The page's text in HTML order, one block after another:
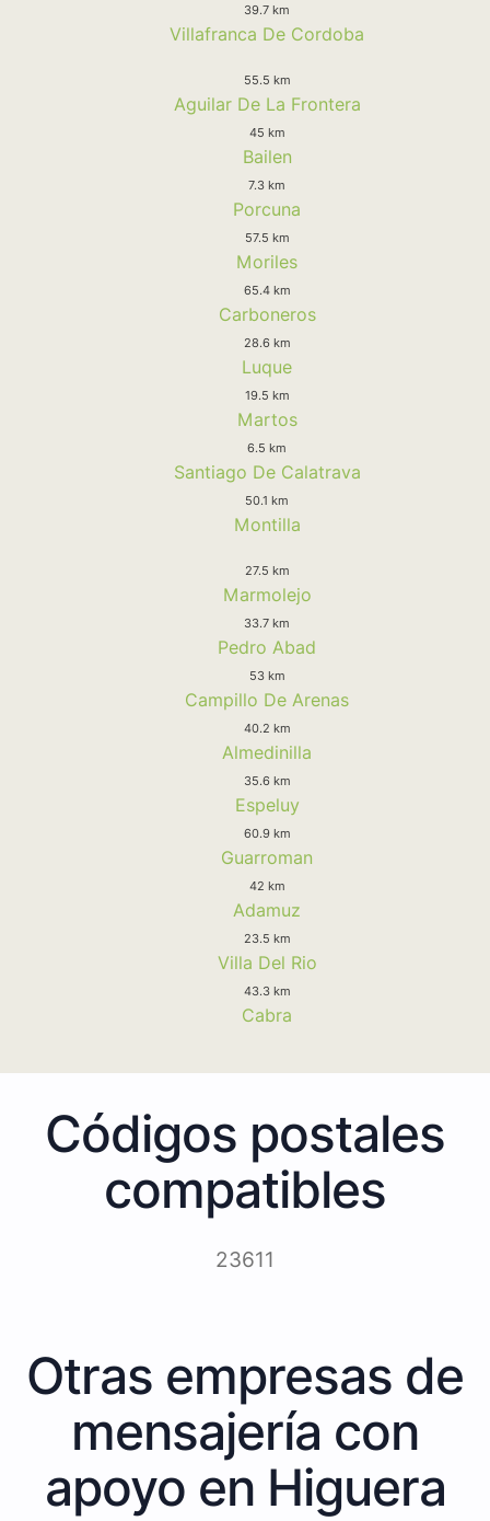
39.7 km
Villafranca De Cordoba
55.5 km
Aguilar De La Frontera
45 km
Bailen
7.3 km
Porcuna
57.5 km
Moriles
65.4 km
Carboneros
28.6 km
Luque
19.5 km
Martos
6.5 km
Santiago De Calatrava
50.1 km
Montilla
27.5 km
Marmolejo
33.7 km
Pedro Abad
53 km
Campillo De Arenas
40.2 km
Almedinilla
35.6 km
Espeluy
60.9 km
Guarroman
42 km
Adamuz
23.5 km
Villa Del Rio
43.3 km
Cabra
Códigos postales
compatibles
23611
Otras empresas de
mensajería con
apoyo en Higuera